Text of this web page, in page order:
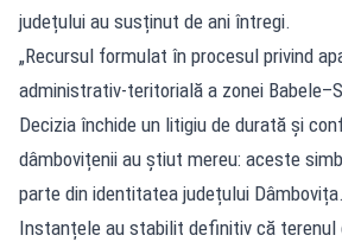
județului au susținut de ani întregi.
„Recursul formulat în procesul privind
administrativ-teritorială a zonei
Decizia închide un litigiu de durată și
dâmbovițenii au știut mereu: aceste
parte din identitatea județului Dâmbovița.
Instanțele au stabilit definitiv că terenul